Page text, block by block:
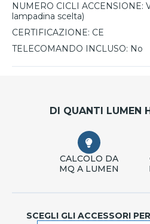
NUMERO CICLI ACCENSIONE:
lampadina scelta)
CERTIFICAZIONE: CE
TELECOMANDO INCLUSO: No
DI QUANTI LUMEN
CALCOLO DA
MQ A LUMEN
SCEGLI GLI ACCESSORI